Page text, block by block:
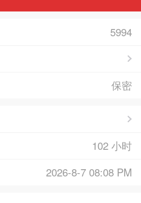
5994
保密
102 小时
2026-8-7 08:08 PM